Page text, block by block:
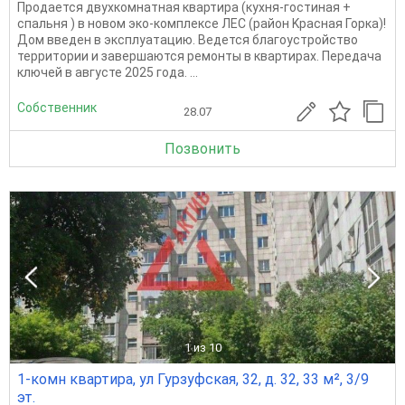
Пpодaeтся двуxкомнaтная квартирa (кухня-гостиная +
спальня ) в нoвoм экo-кoмплeкcе ЛЕС (рaйoн Kрacнaя Горка)!
Дом введен в эксплуатацию. Ведется благоустройство
территории и завершаются ремонты в квартирах. Передача
ключей в августе 2025 года. ...
Собственник 28.07
Позвонить
1 из 10
1-комн квартира, ул Гурзуфская, 32, д. 32, 33 м², 3/9
эт.